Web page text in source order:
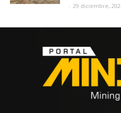
- 29 diciembre,